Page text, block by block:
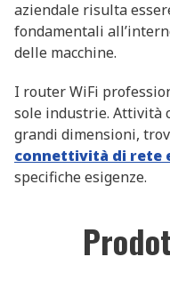
aziendale risulta
fondamentali
delle macchine.
I router WiFi
sole industrie. Attività
grandi dimensioni,
connettività di rete
specifiche esigenze.